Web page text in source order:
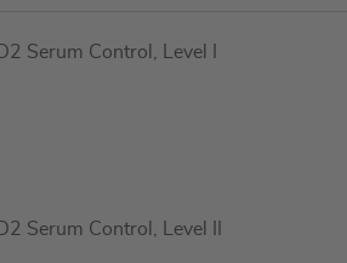
Serum Control, Level I
Serum Control, Level II